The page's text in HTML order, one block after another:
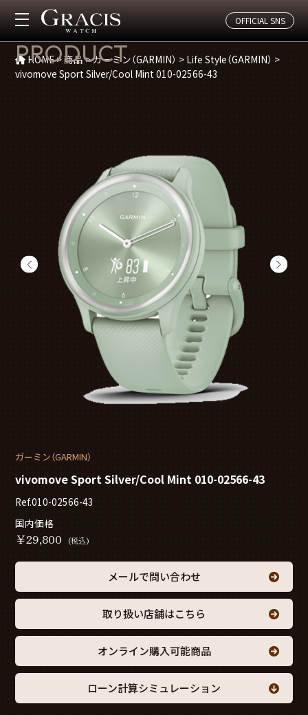
OFFICIAL SNS
商品紹介
PRODUCT
HOME>商品>ガーミン（GARMIN） > Life Style（GARMIN） >
vivomove Sport Silver/Cool Mint 010-02566-43
ガーミン（GARMIN）
vivomove Sport Silver/Cool Mint 010-02566-43
Ref.010-02566-43
国内価格
￥29,800 (税込)
メールで問い合わせ
取り扱い店舗はこちら
オンライン購入可能商品
ローン計算シミュレーション